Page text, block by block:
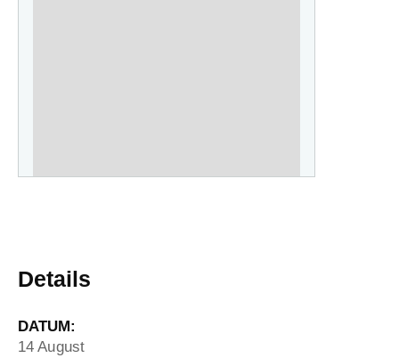
Details
DATUM:
14 August